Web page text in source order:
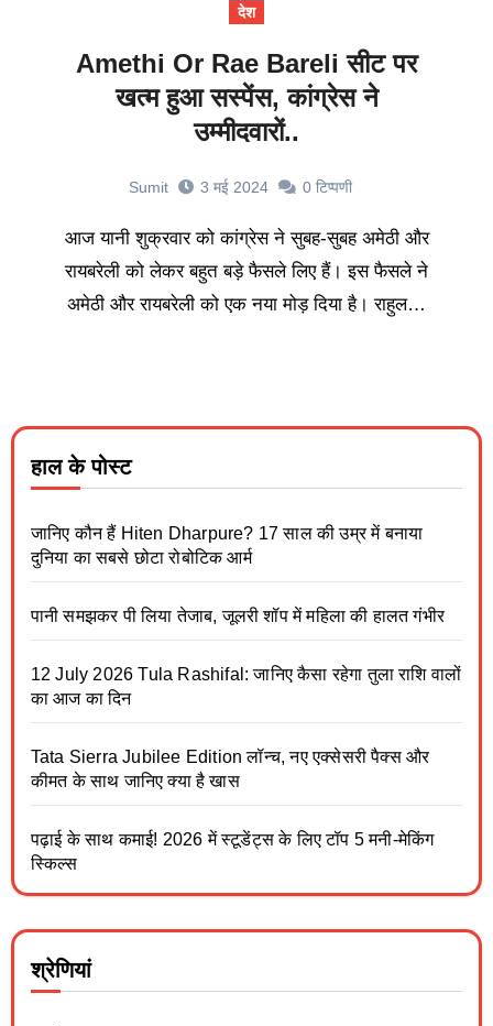
देश
Amethi Or Rae Bareli सीट पर
खत्म हुआ सस्पेंस, कांग्रेस ने
उम्मीदवारों..
Sumit 3 मई 2024 0 टिप्पणी
आज यानी शुक्रवार को कांग्रेस ने सुबह-सुबह अमेठी और
रायबरेली को लेकर बहुत बड़े फैसले लिए हैं। इस फैसले ने
अमेठी और रायबरेली को एक नया मोड़ दिया है। राहुल…
हाल के पोस्ट
जानिए कौन हैं Hiten Dharpure? 17 साल की उम्र में बनाया
दुनिया का सबसे छोटा रोबोटिक आर्म
पानी समझकर पी लिया तेजाब, जूलरी शॉप में महिला की हालत गंभीर
12 July 2026 Tula Rashifal: जानिए कैसा रहेगा तुला राशि वालों
का आज का दिन
Tata Sierra Jubilee Edition लॉन्च, नए एक्सेसरी पैक्स और
कीमत के साथ जानिए क्या है खास
पढ़ाई के साथ कमाई! 2026 में स्टूडेंट्स के लिए टॉप 5 मनी-मेकिंग
स्किल्स
श्रेणियां